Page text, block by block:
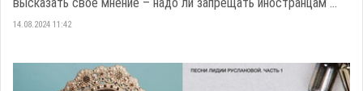
высказать свое мнение – надо ли запрещать иностранцам ...
14.08.2024 11:42